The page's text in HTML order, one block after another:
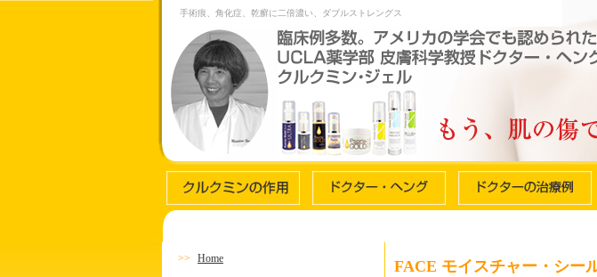
手術痕、角化症、乾癬に二倍濃い、ダブルストレングス
>> Home FACE モイスチャー・シー